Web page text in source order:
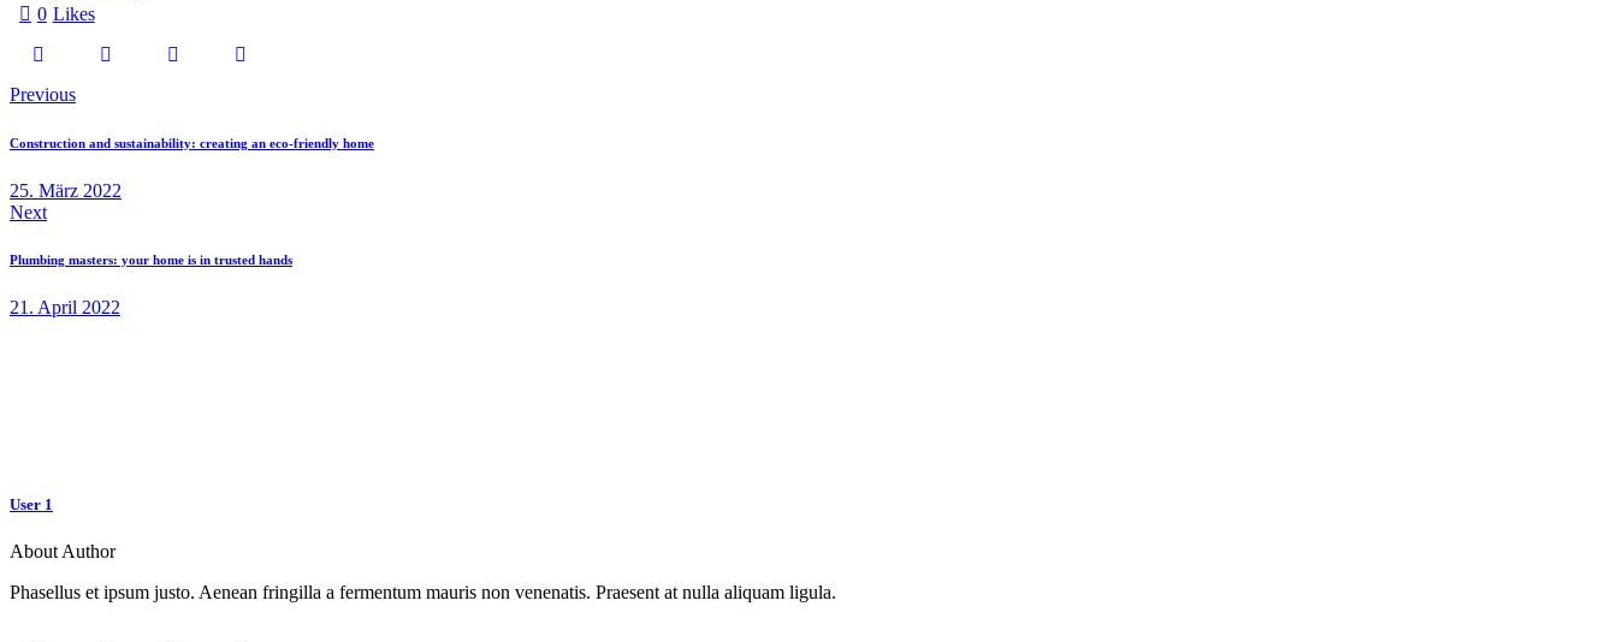
0 Likes
Previous
Construction and sustainability: creating an eco-friendly home
25. März 2022
Next
Plumbing masters: your home is in trusted hands
21. April 2022
User 1
About Author
Phasellus et ipsum justo. Aenean fringilla a fermentum mauris non venenatis. Praesent at nulla aliquam ligula.